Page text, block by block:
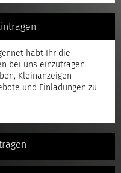
habt Ihr die
bei uns einzutragen.
Kleinanzeigen
und Einladungen zu